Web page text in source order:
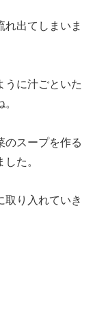
れ出てしまいま
うに汁ごといた
のスープを作る
た。
取り入れていき